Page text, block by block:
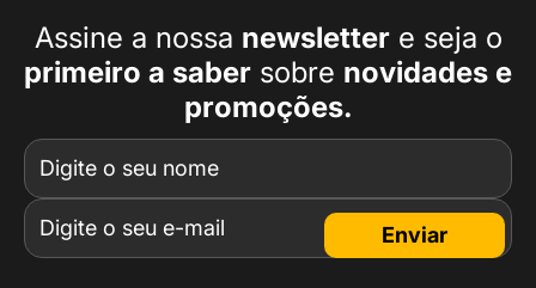
Assine a nossa newslettere seja o
primeiro a saber sobre novidades e
promoções.
Enviar